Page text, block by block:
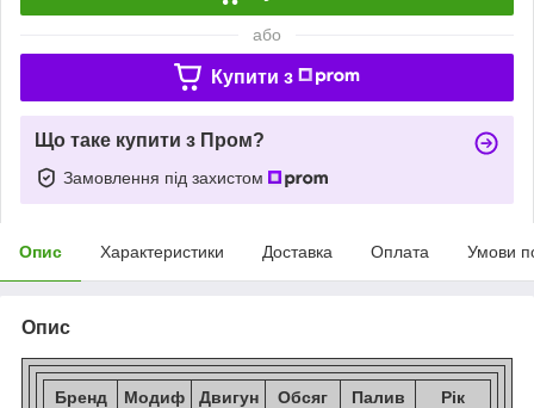
або
Купити з
Що таке купити з Пром?
Замовлення під захистом
Опис Характеристики Доставка Оплата Умови
Опис
Бренд
Модиф
Двигун Обсяг
Палив
Рік